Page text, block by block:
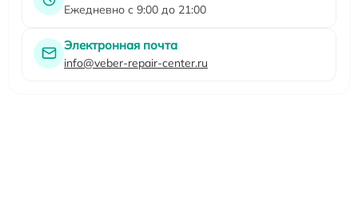
Ежедневно с 9:00 до 21:00
Электронная почта
info@veber-repair-center.ru